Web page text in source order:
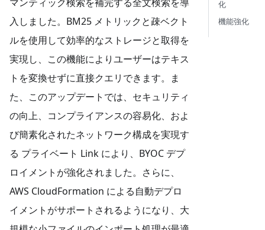
入しました。BM25 メトリックと疎ベクト
ルを使用して効率的なストレージと取得を
実現し、この機能によりユーザーはテキス
トを変換せずに直接クエリできます。ま
た、このアップデートでは、セキュリティ
の向上、コンプライアンスの容易化、およ
び簡素化されたネットワーク構成を実現す
る プライベート Link により、BYOC デプ
ロイメントが強化されました。さらに、
AWS CloudFormation による自動デプロ
イメントがサポートされるようになり、大
化
機能強化